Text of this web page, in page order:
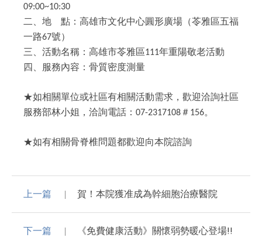
09:00~10:30
二、地 點：高雄市文化中心圓形廣場 （苓雅區五福
一路67號）
三、活動名稱：高雄市苓雅區111年重陽敬老活動
四、服務內容：骨質密度測量
★如相關單位或社區有相關活動需求，歡迎洽詢社區
服務部林小姐，洽詢電話： 07-2317108＃ 156。
★如有相關骨脊椎問題都歡迎向本院諮詢
上一篇 賀！本院獲准成為幹細胞治療醫院
下一篇 《免費健康活動》關懷弱勢暖心登場!!